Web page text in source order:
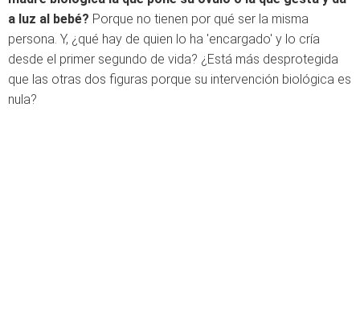
a luz al bebé? Porque no tienen por qué ser la misma
persona. Y, ¿qué hay de quien lo ha 'encargado' y lo cría
desde el primer segundo de vida? ¿Está más desprotegida
que las otras dos figuras porque su intervención biológica es
nula?